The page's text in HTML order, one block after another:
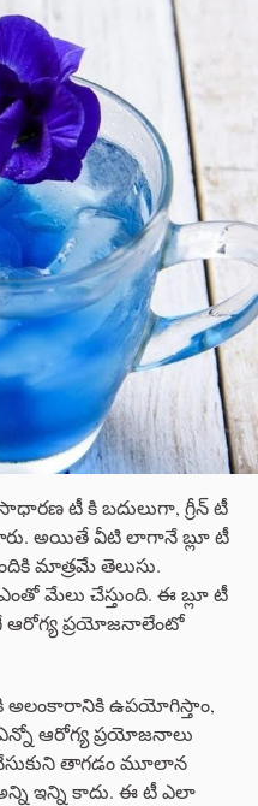
టీ కి బదులుగా, గ్రీన్ టీ
అయితే వీటి లాగానే బ్లూ టీ
మాత్రమే తెలుసు.
మేలు చేస్తుంది. ఈ బ్లూ టీ
ఆరోగ్య ప్రయోజనాలేంటో
అలంకారానికి ఉపయోగిస్తాం,
ఆరోగ్య ప్రయోజనాలు
తాగడం మూలాన
ఇన్ని కాదు. ఈ టీ ఎలా